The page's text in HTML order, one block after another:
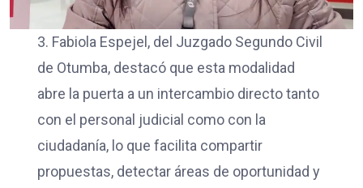
3. Fabiola Espejel, del Juzgado Segundo Civil
de Otumba, destacó que esta modalidad
abre la puerta a un intercambio directo tanto
con el personal judicial como con la
ciudadanía, lo que facilita compartir
propuestas, detectar áreas de oportunidad y